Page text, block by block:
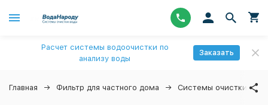
Расчет системы водоочистки по
анализу воды
Заказать
Главная Фильтр для частного дома Системы очистки воды